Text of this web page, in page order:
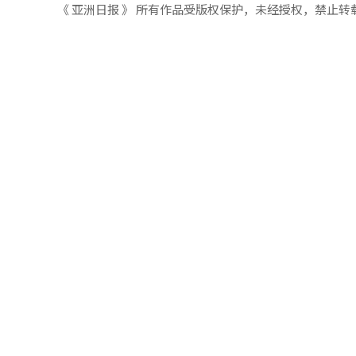
《 亚洲日报 》 所有作品受版权保护，未经授权，禁止转